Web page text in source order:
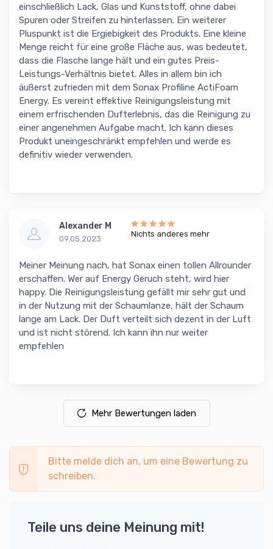
einschließlich Lack, Glas und Kunststoff, ohne dabei
Spuren oder Streifen zu hinterlassen. Ein weiterer
Pluspunkt ist die Ergiebigkeit des Produkts. Eine kleine
Menge reicht für eine große Fläche aus, was bedeutet,
dass die Flasche lange hält und ein gutes Preis-
Leistungs-Verhältnis bietet. Alles in allem bin ich
äußerst zufrieden mit dem Sonax Profiline ActiFoam
Energy. Es vereint effektive Reinigungsleistung mit
einem erfrischenden Dufterlebnis, das die Reinigung zu
einer angenehmen Aufgabe macht. Ich kann dieses
Produkt uneingeschränkt empfehlen und werde es
definitiv wieder verwenden.
Alexander M
09.05.2023
Nichts anderes mehr
Meiner Meinung nach, hat Sonax einen tollen Allrounder
erschaffen. Wer auf Energy Geruch steht, wird hier
happy. Die Reinigungsleistung gefällt mir sehr gut und
in der Nutzung mit der Schaumlanze, hält der Schaum
lange am Lack. Der Duft verteilt sich dezent in der Luft
und ist nicht störend. Ich kann ihn nur weiter
empfehlen
Mehr Bewertungen laden
Bitte melde dich an, um eine Bewertung zu
schreiben.
Teile uns deine Meinung mit!